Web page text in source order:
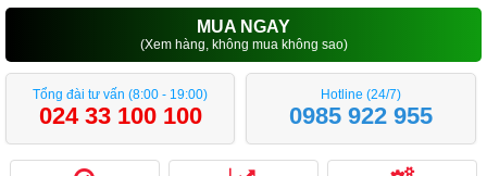
MUA NGAY
(Xem hàng, không mua không sao)
Tổng đài tư vấn (8:00 - 19:00)
024 33 100 100
Hotline (24/7)
0985 922 955